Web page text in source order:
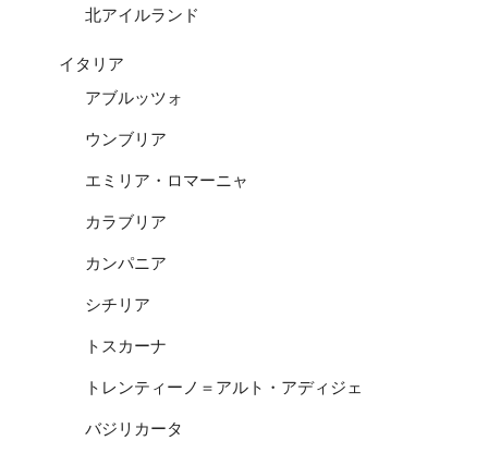
北アイルランド
イタリア
アブルッツォ
ウンブリア
エミリア・ロマーニャ
カラブリア
カンパニア
シチリア
トスカーナ
トレンティーノ＝アルト・アディジェ
バジリカータ